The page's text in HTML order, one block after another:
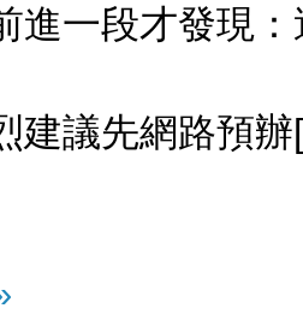
進一段才發現
建議先網路預